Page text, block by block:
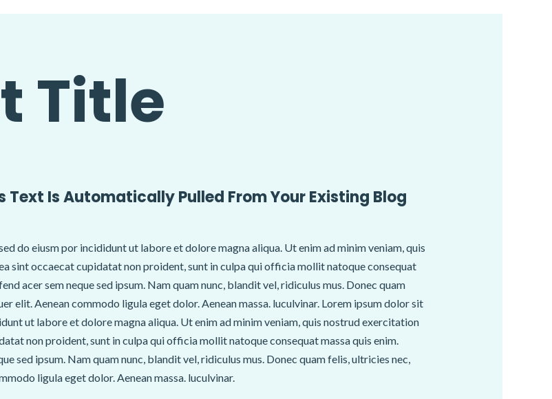
Title
Text Is Automatically Pulled From Your Existing Blog
do eiusm por incididunt ut labore et dolore magna aliqua. Ut enim ad minim veniam, quis
sint occaecat cupidatat non proident, sunt in culpa qui officia mollit natoque consequat
acer sem neque sed ipsum. Nam quam nunc, blandit vel, ridiculus mus. Donec quam
elit. Aenean commodo ligula eget dolor. Aenean massa. luculvinar. Lorem ipsum dolor sit
ut labore et dolore magna aliqua. Ut enim ad minim veniam, quis nostrud exercitation
non proident, sunt in culpa qui officia mollit natoque consequat massa quis enim.
sed ipsum. Nam quam nunc, blandit vel, ridiculus mus. Donec quam felis, ultricies nec,
ligula eget dolor. Aenean massa. luculvinar.